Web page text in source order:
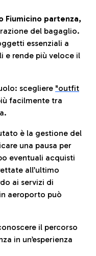
Fiumicino partenza,
del bagaglio.
essenziali a
e rende più veloce il
scegliere "outfit
facilmente tra
è la gestione del
una pausa per
eventuali acquisti
all’ultimo
ai servizi di
aeroporto può
il percorso
in un’esperienza